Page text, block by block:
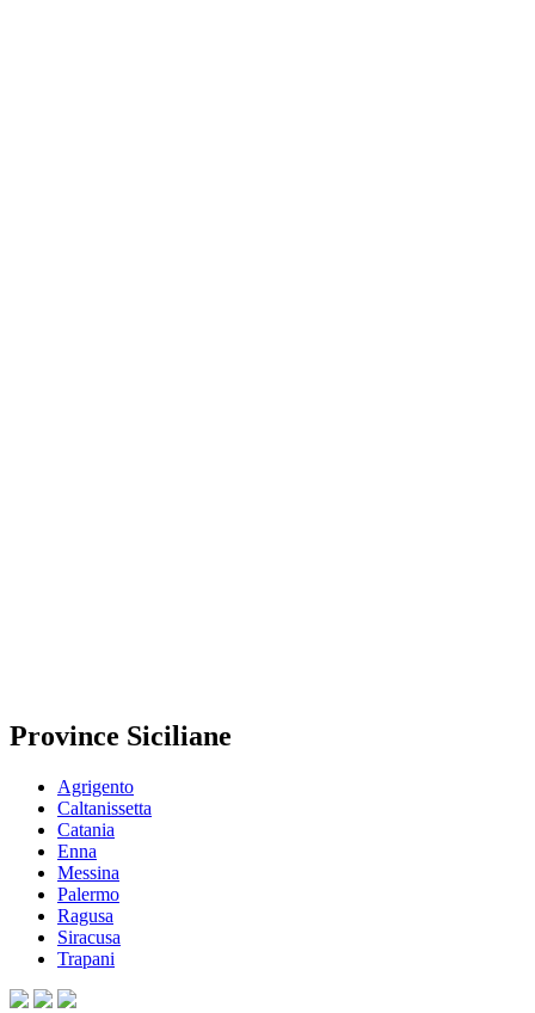
Province Siciliane
Agrigento
Caltanissetta
Catania
Enna
Messina
Palermo
Ragusa
Siracusa
Trapani